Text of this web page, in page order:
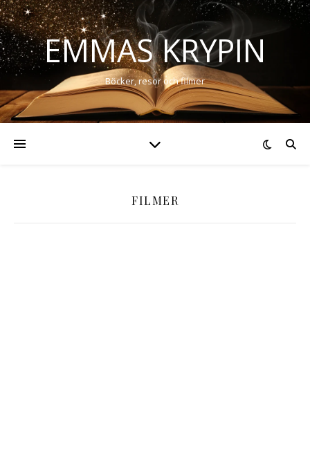
EMMAS KRYPIN
Böcker, resor och filmer
FILMER